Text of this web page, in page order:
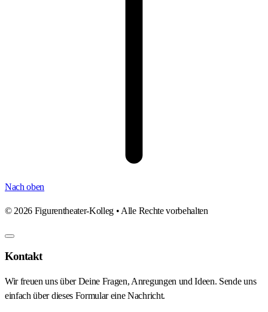
Nach oben
© 2026 Figurentheater-Kolleg • Alle Rechte vorbehalten
Kontakt
Wir freuen uns über Deine Fragen, Anregungen und Ideen. Sende uns
einfach über dieses Formular eine Nachricht.